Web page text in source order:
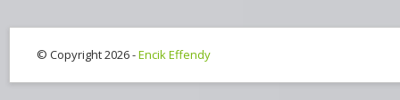
© Copyright 2026 -Encik Effendy